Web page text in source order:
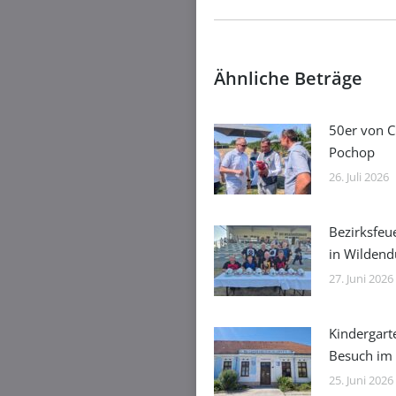
Ähnliche Beträge
50er von
Pochop
26. Juli 2026
in
27. Juni 2026
Besuch im
25. Juni 2026